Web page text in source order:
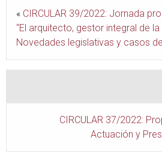
« CIRCULAR 39/2022: Jornada
“El arquitecto, gestor integral de
Novedades legislativas y casos
CIRCULAR 37/2022:
Actuación y